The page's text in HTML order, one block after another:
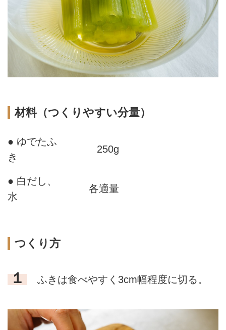
材料（つくりやすい分量）
● ゆでたふ
き
250g
● 白だし、
水
各適量
つくり方
１ ふきは食べやすく3cm幅程度に切る。